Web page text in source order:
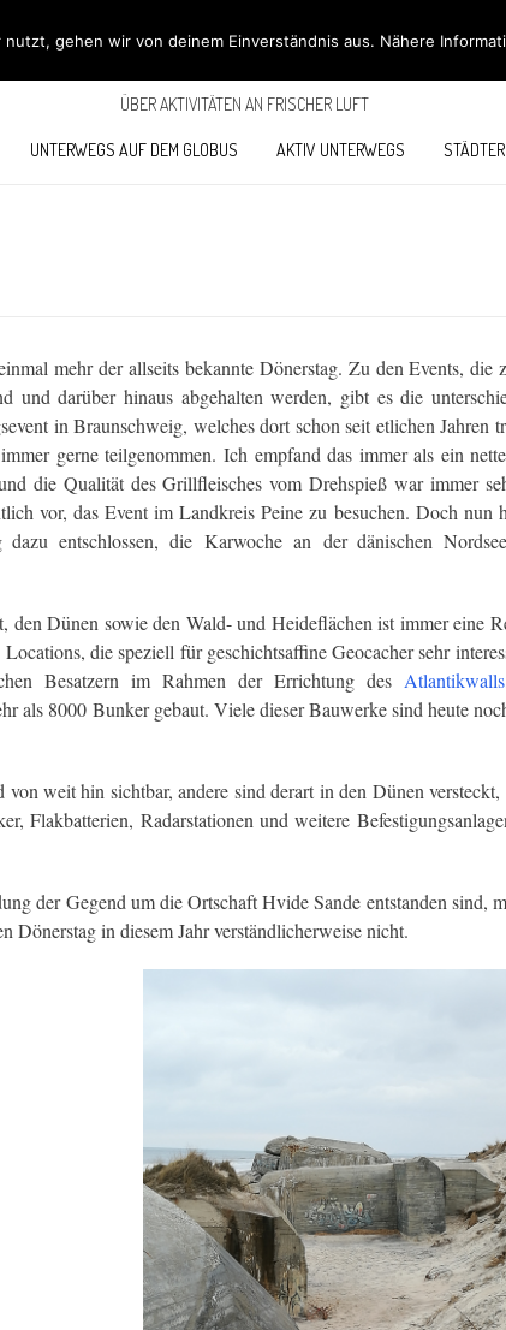
OUTDOOR
ÜBER AKTIVITÄTEN AN FRISCHER LUFT
UNTERWEGS AUF DEM GLOBUS AKTIV UNTERWEGS
mehr der allseits bekannte Dönerstag. Zu den Events, die
und darüber hinaus abgehalten werden, gibt es die
in Braunschweig, welches dort schon seit etlichen Jahren
gerne teilgenommen. Ich empfand das immer als ein
die Qualität des Grillfleisches vom Drehspieß war immer
vor, das Event im Landkreis Peine zu besuchen. Doch nun
entschlossen, die Karwoche an der dänischen
Dünen sowie den Wald- und Heideflächen ist immer eine
die speziell für geschichtsaffine Geocacher sehr
Besatzern im Rahmen der Errichtung des Atlantikwalls
als 8000 Bunker gebaut. Viele dieser Bauwerke sind heute
weit hin sichtbar, andere sind derart in den Dünen versteckt,
Flakbatterien, Radarstationen und weitere
der Gegend um die Ortschaft Hvide Sande entstanden sind,
Dönerstag in diesem Jahr verständlicherweise nicht.
gehen wir von deinem Einverständnis aus. Nähere